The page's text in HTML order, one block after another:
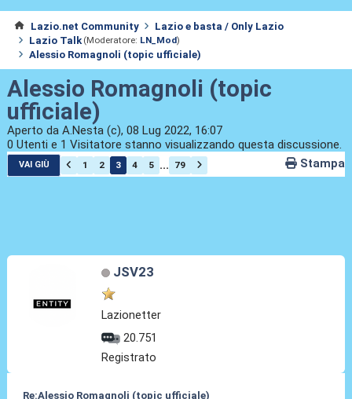
Lazio.net Community
Lazio e basta / Only Lazio
Lazio Talk (Moderatore: LN_Mod)
Alessio Romagnoli (topic ufficiale)
Alessio Romagnoli (topic
ufficiale)
Aperto da A.Nesta (c), 08 Lug 2022, 16:07
0 Utenti e 1 Visitatore stanno visualizzando questa discussione.
VAI GIÙ 1 2 3 4 5 ... 79 Stampa
JSV23
Lazionetter
20.751
Registrato
Re:Alessio Romagnoli (topic ufficiale)